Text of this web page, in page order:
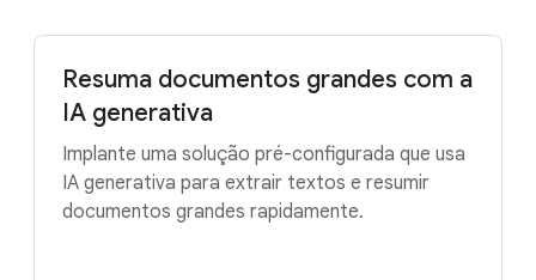
Resuma documentos grandes com a
IA generativa
Implante uma solução pré-configurada que usa
IA generativa para extrair textos e resumir
documentos grandes rapidamente.